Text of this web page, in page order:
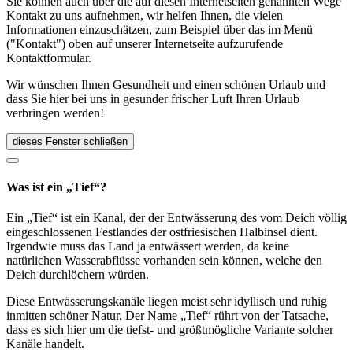
Kontakt zu uns aufnehmen, wir helfen Ihnen, die vielen
Informationen einzuschätzen, zum Beispiel über das im Menü
("Kontakt") oben auf unserer Internetseite aufzurufende
Kontaktformular.
Wir wünschen Ihnen Gesundheit und einen schönen Urlaub und
dass Sie hier bei uns in gesunder frischer Luft Ihren Urlaub
verbringen werden!
dieses Fenster schließen
Was ist ein „Tief“?
Ein „Tief“ ist ein Kanal, der der Entwässerung des vom Deich völlig
eingeschlossenen Festlandes der ostfriesischen Halbinsel dient.
Irgendwie muss das Land ja entwässert werden, da keine
natürlichen Wasserabflüsse vorhanden sein können, welche den
Deich durchlöchern würden.
Diese Entwässerungskanäle liegen meist sehr idyllisch und ruhig
inmitten schöner Natur. Der Name „Tief“ rührt von der Tatsache,
dass es sich hier um die tiefst- und größtmögliche Variante solcher
Kanäle handelt.